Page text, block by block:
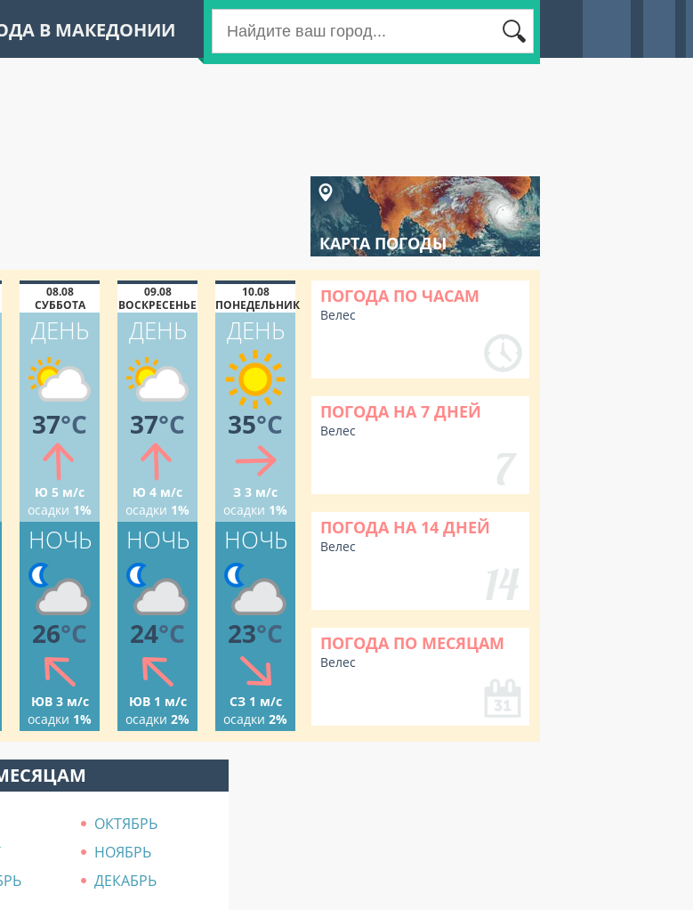
В МАКЕДОНИИ
КАРТА ПОГОДЫ
08.08
СУББОТА
ДЕНЬ
37°C
Ю 5 м/с
осадки 1%
НОЧЬ
26°C
ЮВ 3 м/с
осадки 1%
09.08
ВОСКРЕСЕНЬЕ
ДЕНЬ
37°C
Ю 4 м/с
осадки 1%
НОЧЬ
24°C
ЮВ 1 м/с
осадки 2%
10.08
ПОНЕДЕЛЬНИК
ДЕНЬ
35°C
З 3 м/с
осадки 1%
НОЧЬ
23°C
СЗ 1 м/с
осадки 2%
ПОГОДА ПО ЧАСАМ
Велес
ПОГОДА НА 7 ДНЕЙ
Велес
ПОГОДА НА 14 ДНЕЙ
Велес
ПОГОДА ПО МЕСЯЦАМ
Велес
ОКТЯБРЬ
НОЯБРЬ
ДЕКАБРЬ